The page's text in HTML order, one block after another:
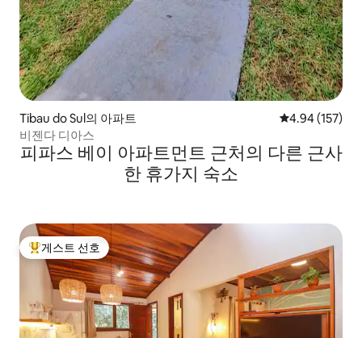
Tibau do Sul의 아파트 평점 4.94점(5
4.94 (157)
비젠다 디아스
피파스 베이 아파트먼트 근처의 다른 근사
한 휴가지 숙소
상위 게스트 선호
게스트 선호